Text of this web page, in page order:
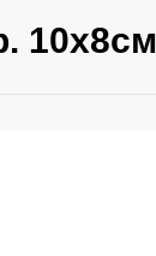
10х8см